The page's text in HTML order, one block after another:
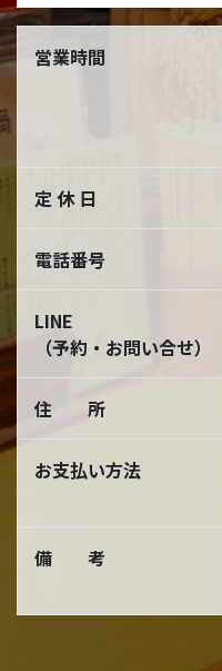
営業時間
定 休 日
電話番号
LINE
（予約・お問い合せ）
住 所
お支払い方法
備 考